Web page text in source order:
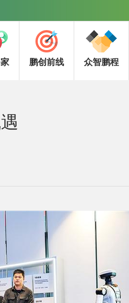
鹏创前线 众智鹏程